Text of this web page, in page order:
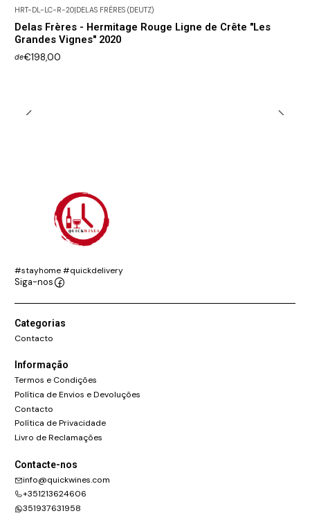
HRT-DL-LC-R-20 DELAS FRÈRES (DEUTZ)
Delas Frères - Hermitage Rouge Ligne de Crête "Les
Grandes Vignes" 2020
de€198,00
#stayhome #quickdelivery
Siga-nos
Categorias
Contacto
Informação
Termos e Condições
Política de Envios e Devoluções
Contacto
Política de Privacidade
Livro de Reclamações
Contacte-nos
info@quickwines.com
+351213624606
351937631958